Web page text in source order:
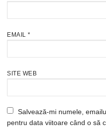
EMAIL *
SITE WEB
Salvează-mi numele,
pentru data viitoare când o să